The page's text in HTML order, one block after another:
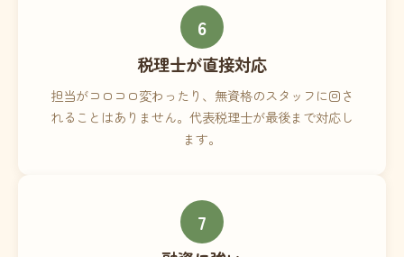
6
税理士が直接対応
担当がコロコロ変わったり、無資格のスタッフに回さ
れることはありません。代表税理士が最後まで対応し
ます。
7